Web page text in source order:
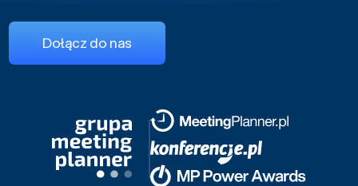
Dołącz do nas